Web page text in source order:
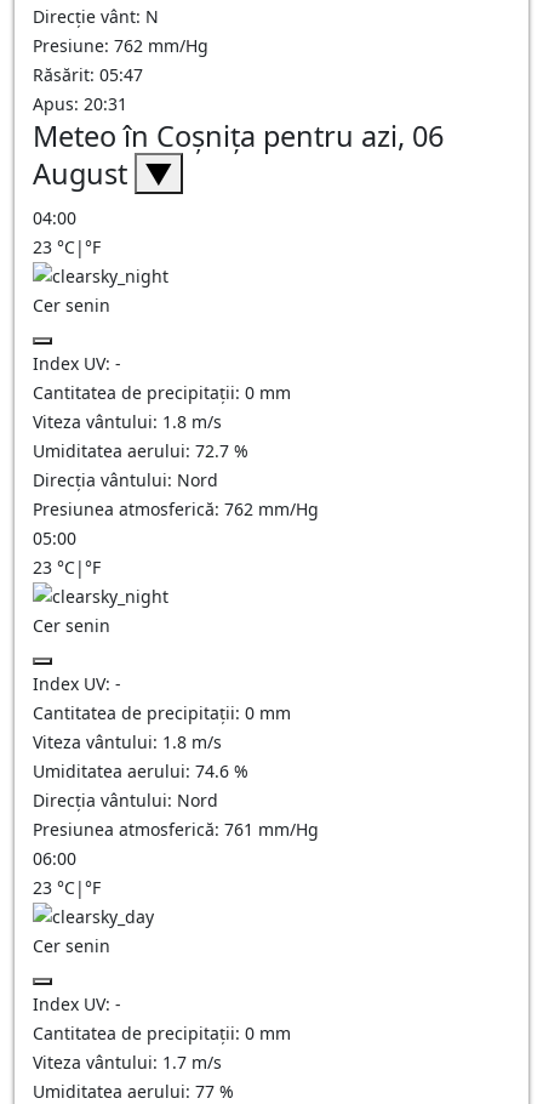
Direcție vânt: N
Presiune: 762 mm/Hg
Răsărit: 05:47
Apus: 20:31
Meteo în Coşniţa pentru azi, 06
August ▼
04:00
23 °C|°F
Cer senin
Index UV: -
Cantitatea de precipitații: 0 mm
Viteza vântului: 1.8 m/s
Umiditatea aerului: 72.7 %
Direcția vântului: Nord
Presiunea atmosferică: 762 mm/Hg
05:00
23 °C|°F
Cer senin
Index UV: -
Cantitatea de precipitații: 0 mm
Viteza vântului: 1.8 m/s
Umiditatea aerului: 74.6 %
Direcția vântului: Nord
Presiunea atmosferică: 761 mm/Hg
06:00
23 °C|°F
Cer senin
Index UV: -
Cantitatea de precipitații: 0 mm
Viteza vântului: 1.7 m/s
Umiditatea aerului: 77 %